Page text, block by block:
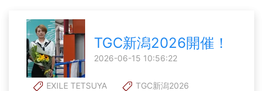
TGC新潟2026開催！
2026-06-15 10:56:22
EXILE TETSUYA
TGC新潟2026